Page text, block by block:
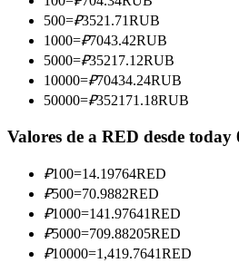
Análisis de big data que incluye
500=₽3521.71RUB
1000=₽7043.42RUB
5000=₽35217.12RUB
10000=₽70434.24RUB
50000=₽352171.18RUB
Valores de a RED desde today
₽100=14.19764RED
₽500=70.9882RED
₽1000=141.97641RED
₽5000=709.88205RED
₽10000=1,419.7641RED